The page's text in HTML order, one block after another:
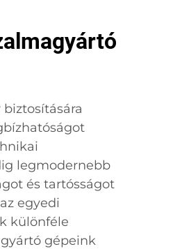
legmodernebb
és tartósságot
egyedi
különféle
gépeink